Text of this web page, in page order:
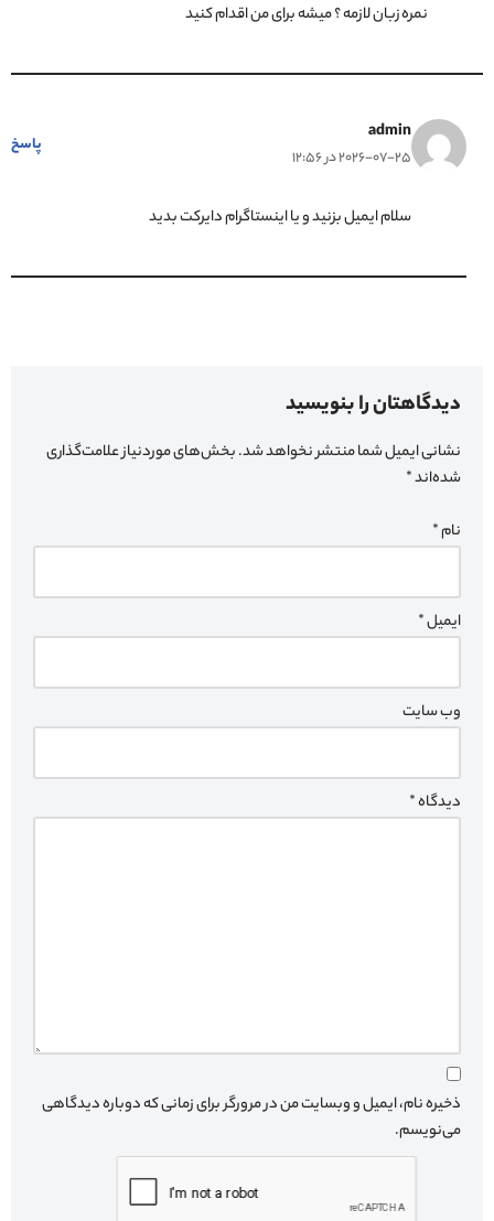
نمره زبان لازمه ؟ میشه برای من اقدام کنید
admin
2026-07-25 در 12:56
پاسخ
سلام ایمیل بزنید و یا اینستاگرام دایرکت بدید
دیدگاهتان را بنویسید
نشانی ایمیل شما منتشر نخواهد شد.بخش‌های موردنیاز علامت‌گذاری
شده‌اند*
نام*
ایمیل*
وب‌ سایت
دیدگاه*
ذخیره نام، ایمیل و وبسایت من در مرورگر برای زمانی که دوباره دیدگاهی
می‌نویسم.